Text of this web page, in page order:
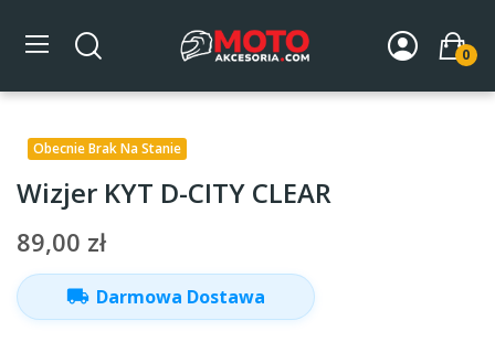
0
Strona główna DLA MOTOCYKLISTY
Akcesoria
Obecnie Brak Na Stanie
Wizjer KYT D-CITY CLEAR
89,00 zł
local_shipping Darmowa Dostawa